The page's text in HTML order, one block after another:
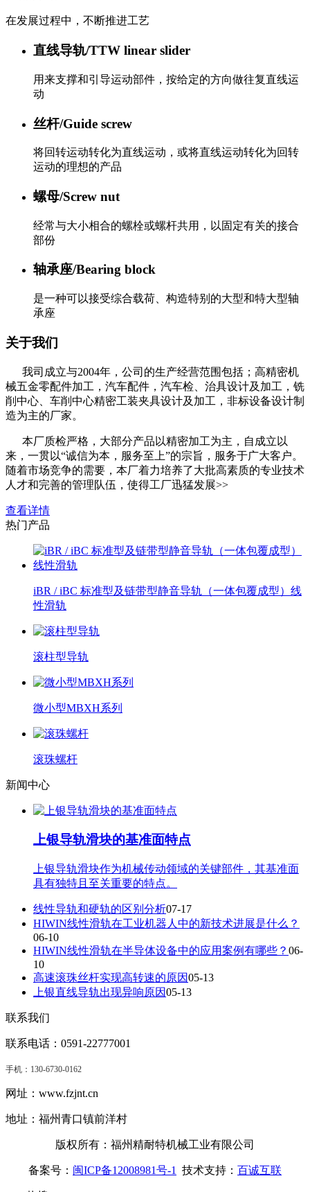
在发展过程中，不断推进工艺
直线导轨/TTW linear slider
用来支撑和引导运动部件，按给定的方向做往复直线运
动
丝杆/Guide screw
将回转运动转化为直线运动，或将直线运动转化为回转
运动的理想的产品
螺母/Screw nut
经常与大小相合的螺栓或螺杆共用，以固定有关的接合
部份
轴承座/Bearing block
是一种可以接受综合载荷、构造特别的大型和特大型轴
承座
关于我们
我司成立与2004年，公司的生产经营范围包括；高精密机
械五金零配件加工，汽车配件，汽车检、治具设计及加工，铣
削中心、车削中心精密工装夹具设计及加工，非标设备设计制
造为主的厂家。
本厂质检严格，大部分产品以精密加工为主，自成立以
来，一贯以“诚信为本，服务至上”的宗旨，服务于广大客户。
随着市场竞争的需要，本厂着力培养了大批高素质的专业技术
人才和完善的管理队伍，使得工厂迅猛发展>>
查看详情
热门产品
iBR / iBC 标准型及链带型静音导轨（一体包覆成型）线
性滑轨
滚柱型导轨
微小型MBXH系列
滚珠螺杆
新闻中心
上银导轨滑块的基准面特点
上银导轨滑块作为机械传动领域的关键部件，其基准面
具有独特且至关重要的特点。
线性导轨和硬轨的区别分析07-17
HIWIN线性滑轨在工业机器人中的新技术进展是什么？
06-10
HIWIN线性滑轨在半导体设备中的应用案例有哪些？ 06-
10
高速滚珠丝杆实现高转速的原因05-13
上银直线导轨出现异响原因05-13
联系我们
联系电话：0591-22777001
手机： 130-6730-0162
网址：www.fzjnt.cn
地址：福州青口镇前洋村
版权所有：福州精耐特机械工业有限公司
备案号： 闽ICP备12008981号-1 技术支持： 百诚互联